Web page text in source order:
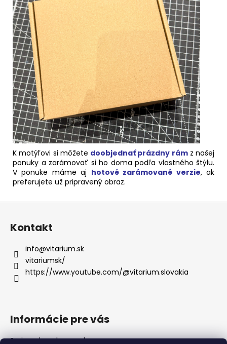
K motýľovi si môžete doobjednať prázdny rámz našej
ponuky a zarámovať si ho doma podľa vlastného štýlu.
V ponuke máme aj hotové zarámované verzie, ak
preferujete už pripravený obraz.
Kontakt
info@vitarium.sk
vitariumsk/
https://www.youtube.com/@vitarium.slovakia
Informácie pre vás
Sprievodca chovom hmyzu